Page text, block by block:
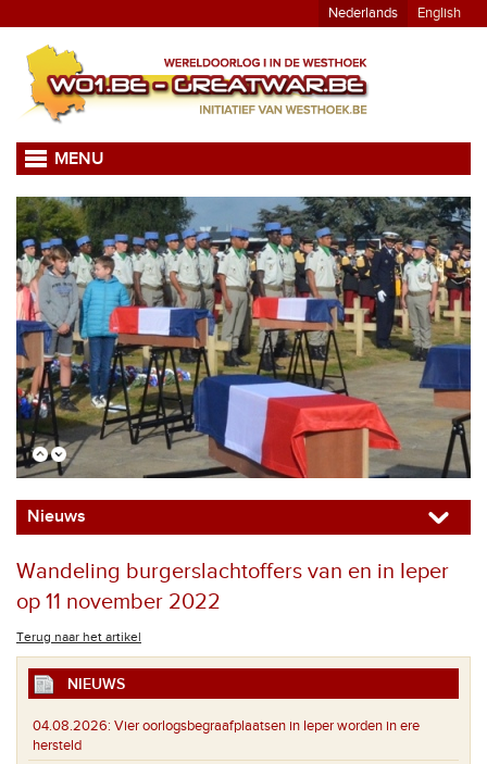
Nederlands English
MENU
Nieuws
Wandeling burgerslachtoffers van en in Ieper
op 11 november 2022
Terug naar het artikel
NIEUWS
04.08.2026: Vier oorlogsbegraafplaatsen in Ieper worden in ere
hersteld